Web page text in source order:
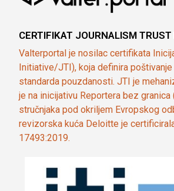
CERTIFIKAT JOURNALISM
Valterportal je nosilac certifikata
Initiative/JTI), koja definira
standarda pouzdanosti. JTI je
je na inicijativu Reportera bez
stručnjaka pod okriljem Evropskog
revizorska kuća Deloitte je
17493:2019.